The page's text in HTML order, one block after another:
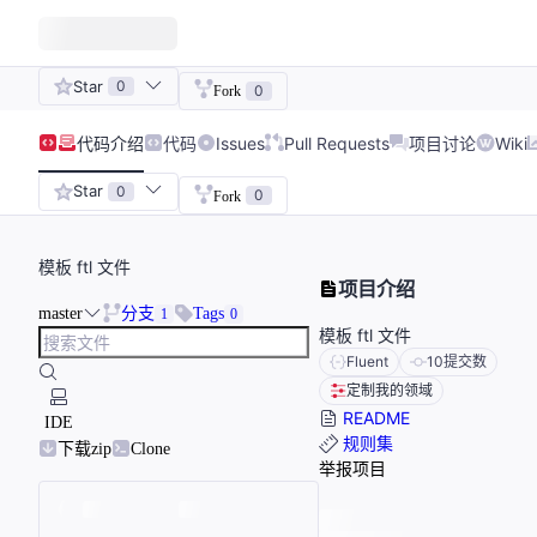
Star 0 Fork 0
代码介绍 代码 Issues Pull Requests 项目讨论 Wiki
Star 0 Fork 0
模板 ftl 文件
master 分支 1 Tags 0
IDE
下载zip
Clone
项目介绍
模板 ftl 文件
Fluent 10提交数
定制我的领域
README
规则集
举报项目